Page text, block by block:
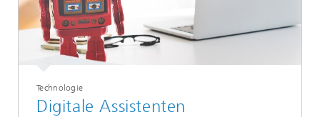
Technologie
Digitale Assistenten